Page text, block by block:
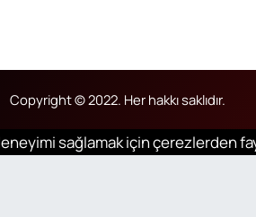
Copyright © 2022. Her hakkı saklıdır.
sağlamak için çerezlerden